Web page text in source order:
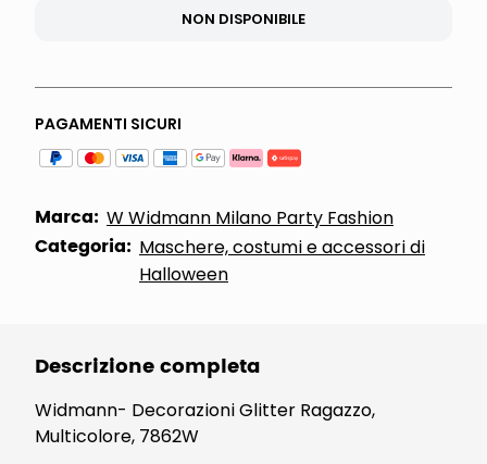
NON DISPONIBILE
PAGAMENTI SICURI
Marca: W Widmann Milano Party Fashion
Categoria: Maschere, costumi e accessori di
Halloween
Descrizione completa
Widmann- Decorazioni Glitter Ragazzo,
Multicolore, 7862W